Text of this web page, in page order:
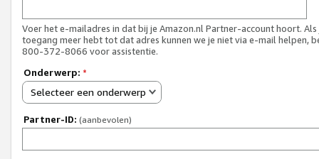
Voer het e-mailadres in dat bij je Amazon.nl Partner-account hoort. Als
toegang meer hebt tot dat adres kunnen we je niet via e-mail helpen,
800-372-8066 voor assistentie.
Onderwerp: *
Selecteer een onderwerp
Partner-ID: (aanbevolen)